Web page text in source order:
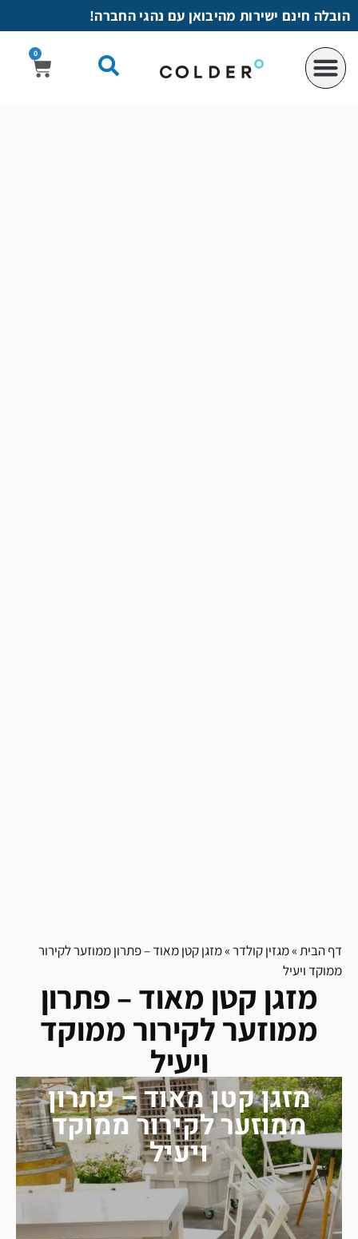
לתוכן
הובלה חינם ישירות מהיבואן עם נהגי החברה!
0
מזגן קטן מאוד – פתרון
ממוזער לקירור ממוקד
ויעיל
מזגן קטן מאוד – פתרון
ממוזער לקירור ממוקד
ויעיל
דף הבית»מגזין קולדר»מזגן קטן מאוד – פתרון ממוזער לקירור
ממוקד ויעיל